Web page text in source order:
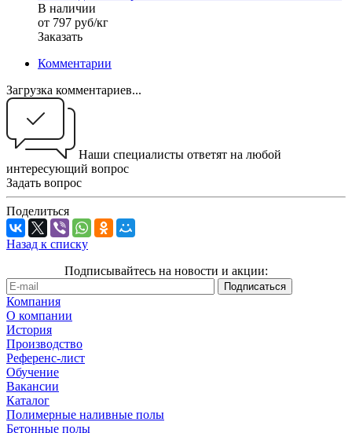
В наличии
от 797 руб/кг
Заказать
Комментарии
Загрузка комментариев...
Наши специалисты ответят на любой
интересующий вопрос
Задать вопрос
Поделиться
Назад к списку
Подписывайтесь на новости и акции:
Компания
О компании
История
Производство
Референс-лист
Обучение
Вакансии
Каталог
Полимерные наливные полы
Бетонные полы